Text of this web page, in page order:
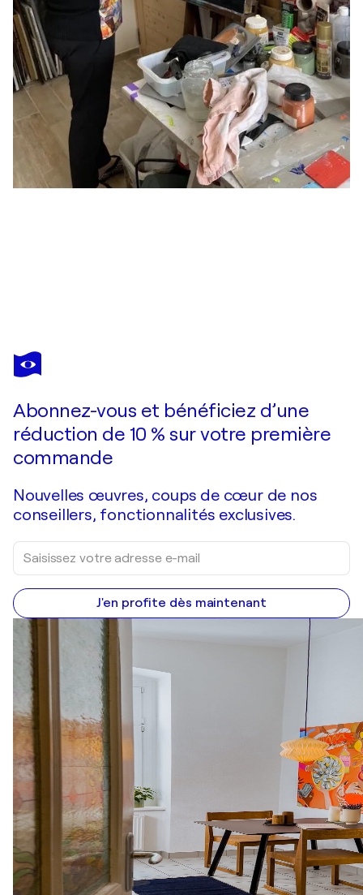
DAISY GOGLIONI
DIVERS 1
Abonnez-vous et bénéficiez d’une
réduction de 10 % sur votre première
commande
Nouvelles œuvres, coups de cœur de nos
conseillers, fonctionnalités exclusives.
J'en profite dès maintenant